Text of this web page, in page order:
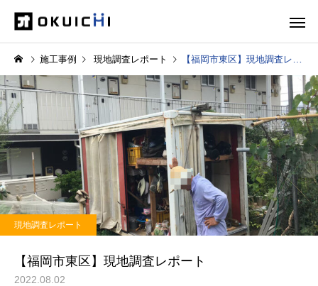
施工事例 現地調査レポート 【福岡市東区】現地調査レポート
現地調査レポート
【福岡市東区】現地調査レポート
2022.08.02